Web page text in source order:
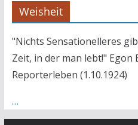
Weisheit
"Nichts Sensationelleres
Zeit, in der man lebt!" Egon
Reporterleben (1.10.1924)
…